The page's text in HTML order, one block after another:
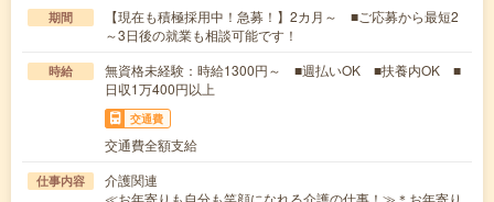
期間
【現在も積極採用中！急募！】2カ月～ ■ご応募から最短2
～3日後の就業も相談可能です！
時給
無資格未経験：時給1300円～ ■週払いOK ■扶養内OK ■
日収1万400円以上
交通費
交通費全額支給
仕事内容
介護関連
≪お年寄りも自分も笑顔になれる介護の仕事！≫＊お年寄り